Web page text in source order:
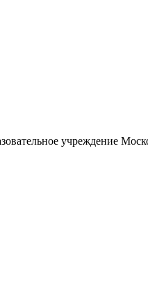
учреждение